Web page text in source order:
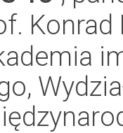
Konrad